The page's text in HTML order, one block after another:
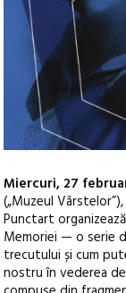
Miercuri, 27
(„Muzeul
Punctart
Memoriei — o serie
trecutului și cum
nostru în vederea